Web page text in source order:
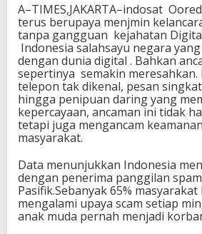
A–TIMES,JAKARTA–indosat
terus berupaya menjmin
tanpa gangguan kejahatan
Indonesia salahsayu negara
dengan dunia digital . Bahkan
sepertinya semakin meresahkan.
telepon tak dikenal, pesan
hingga penipuan daring yang
kepercayaan, ancaman ini tidak
tetapi juga mengancam
masyarakat.
Data menunjukkan Indonesia
dengan penerima panggilan
Pasifik.Sebanyak 65%
mengalami upaya scam setiap
anak muda pernah menjadi